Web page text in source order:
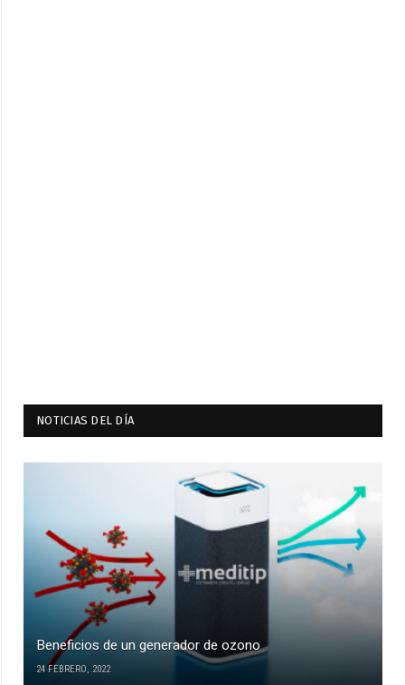
NOTICIAS DEL DÍA
Beneficios de un generador de ozono
24 FEBRERO, 2022